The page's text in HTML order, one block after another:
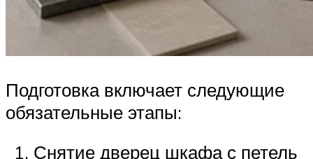
Подготовка включает следующие
обязательные этапы:
Снятие дверец шкафа с петель